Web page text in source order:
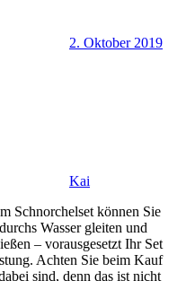
2. Oktober 2019
Kai
Schnorchelset können Sie
Wasser gleiten und
– vorausgesetzt Ihr Set
Achten Sie beim Kauf
sind, denn das ist nicht